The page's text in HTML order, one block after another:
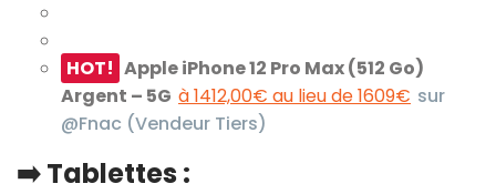
HOT! Apple iPhone 12 Pro Max (512 Go)
Argent – 5G à 1412,00€ au lieu de 1609€ sur
@Fnac (Vendeur Tiers)
➡️ Tablettes :